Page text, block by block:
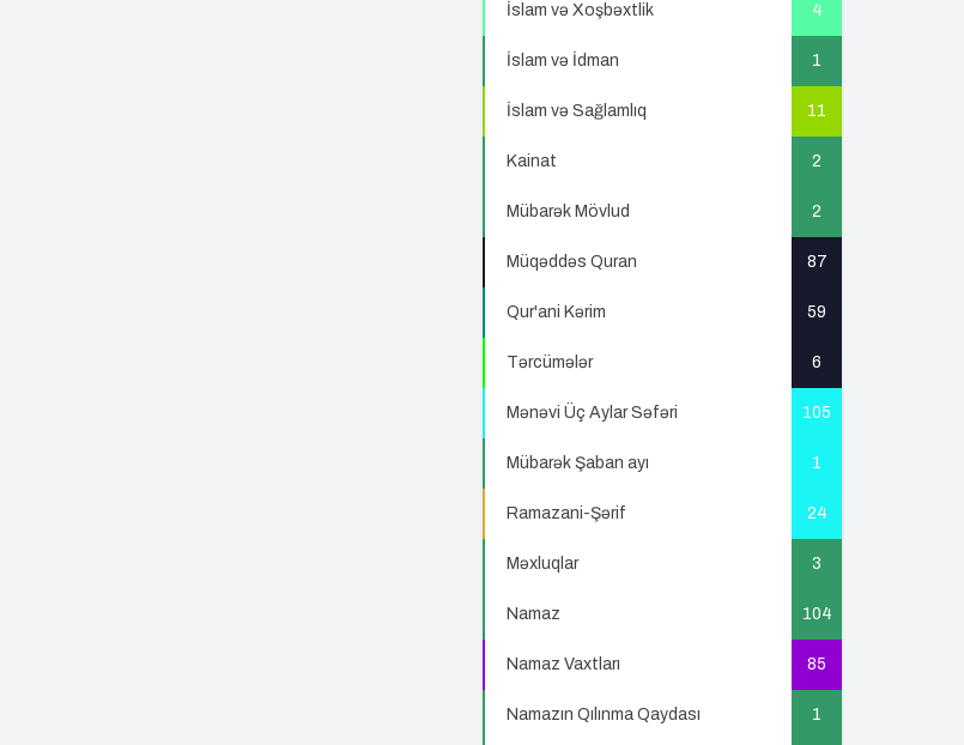
İslam və Xoşbəxtlik 4
İslam və İdman 1
İslam və Sağlamlıq 11
Kainat 2
Mübarək Mövlud 2
Müqəddəs Quran 87
Qur'ani Kərim 59
Tərcümələr 6
Mənəvi Üç Aylar Səfəri 105
Mübarək Şaban ayı 1
Ramazani-Şərif 24
Məxluqlar 3
Namaz 104
Namaz Vaxtları 85
Namazın Qılınma Qaydası 1